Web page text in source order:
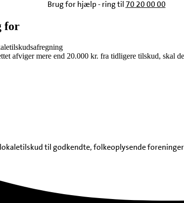
Brug for hjælp - ring til70 20 00 00
for
afviger mere end 20.000 kr. fra tidligere tilskud, skal
til godkendte, folkeoplysende